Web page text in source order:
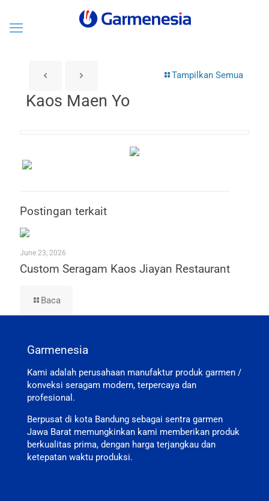
Tampilkan Semua
Kaos Maen Yo
Postingan terkait
June 23, 2026
Custom Seragam Kaos Jiayan Restaurant
Baca
Garmenesia
Kami adalah perusahaan manufaktur produk garmen /
konveksi seragam modern, terpercaya dan
profesional.
Berpusat di kota Bandung sebagai sentra garmen
Jawa Barat memungkinkan kami memberikan produk
berkualitas prima, dengan harga terjangkau dan
ketepatan waktu produksi.